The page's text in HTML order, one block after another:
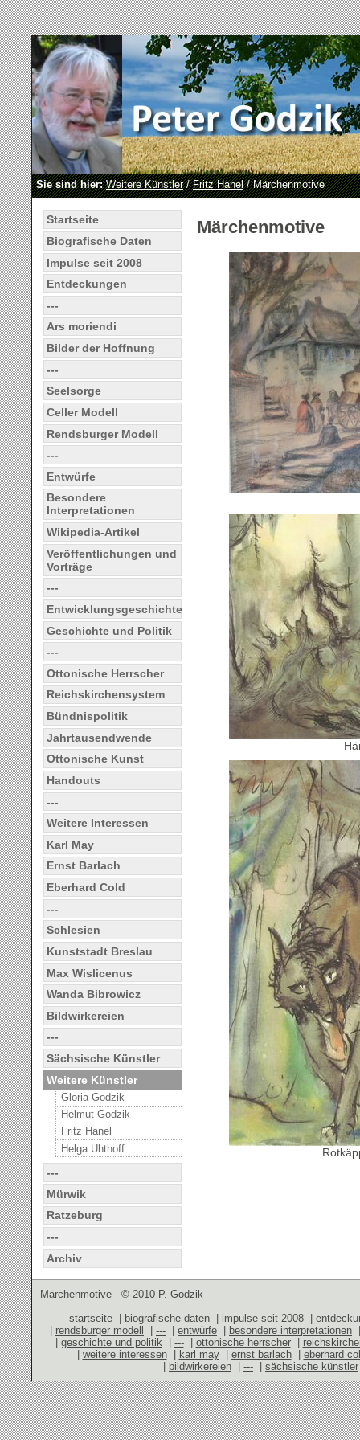
Sie sind hier: Weitere Künstler/Fritz Hanel/ Märchenmotive
Startseite
Biografische Daten
Impulse seit 2008
Entdeckungen
---
Ars moriendi
Bilder der Hoffnung
---
Seelsorge
Celler Modell
Rendsburger Modell
---
Entwürfe
Besondere
Interpretationen
Wikipedia-Artikel
Veröffentlichungen und
Vorträge
---
Entwicklungsgeschichte
Geschichte und Politik
---
Ottonische Herrscher
Reichskirchensystem
Bündnispolitik
Jahrtausendwende
Ottonische Kunst
Handouts
---
Weitere Interessen
Karl May
Ernst Barlach
Eberhard Cold
---
Schlesien
Kunststadt Breslau
Max Wislicenus
Wanda Bibrowicz
Bildwirkereien
---
Sächsische Künstler
Weitere Künstler
Gloria Godzik
Helmut Godzik
Fritz Hanel
Helga Uhthoff
---
Mürwik
Ratzeburg
---
Archiv
Märchenmotive
Märchenmotive - © 2010 P. Godzik
startseite| biografische daten| impulse seit 2008|
rendsburger modell --- entwürfe besondere interpretationen
geschichte und politik ---| ottonische herrscher|
weitere interessen| karl may| ernst barlach| eberhard
bildwirkereien --- sächsische künstler